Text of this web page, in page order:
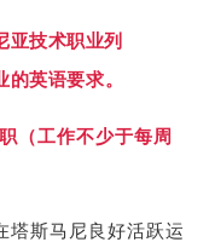
亚技术职业列
英语要求。
（工作不少于每周
塔斯马尼良好活跃运